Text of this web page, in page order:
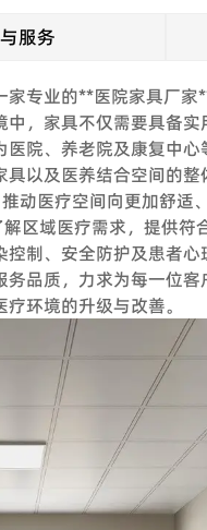
服务
专业的**医院家具厂
，家具不仅需要具备
院、养老院及康复中心
以及医养结合空间的
动医疗空间向更加舒适
区域医疗需求，提供符
制、安全防护及患者
品质，力求为每一位
环境的升级与改善。
供完善的服务和****的项
项目案例来自政府、医疗
品牌店客户建立强大的销
接受的。但考虑到节省邮
公里。如果您想参观我
机等。
OA；贸易保证可接受。
生产需要10天**。
在客户。无论您的数量多